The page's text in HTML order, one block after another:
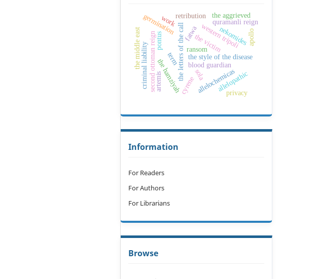
the style of the disease
the letters of the call
the hamziyah
western tripoli
quramanli reign
second ottoman reign blood guardian
the aggrieved
the victim
retribution
ransom
allelochemicas
allelopathic
germination
pontus nekomides
sola
privacy
criminal liability term
fatwa
the middle east
cyrene
apollo
artemis
work
Information
For Readers
For Authors
For Librarians
Browse